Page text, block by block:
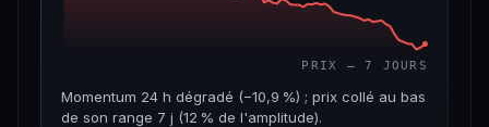
PRIX — 7 JOURS
Momentum 24 h dégradé (−10,9 %) ; prix collé au bas
de son range 7 j (12 % de l'amplitude).